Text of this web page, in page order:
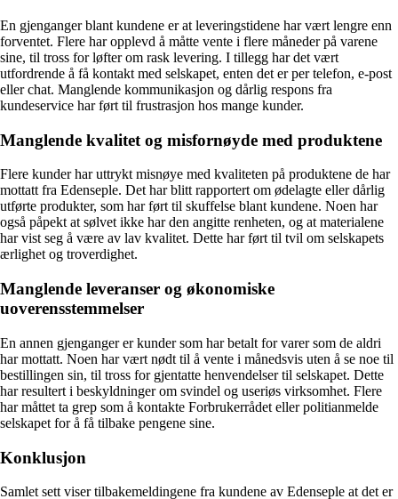
En gjenganger blant kundene er at leveringstidene har vært lengre enn
forventet. Flere har opplevd å måtte vente i flere måneder på varene
sine, til tross for løfter om rask levering. I tillegg har det vært
utfordrende å få kontakt med selskapet, enten det er per telefon, e-post
eller chat. Manglende kommunikasjon og dårlig respons fra
kundeservice har ført til frustrasjon hos mange kunder.
Manglende kvalitet og misfornøyde med produktene
Flere kunder har uttrykt misnøye med kvaliteten på produktene de har
mottatt fra Edenseple. Det har blitt rapportert om ødelagte eller dårlig
utførte produkter, som har ført til skuffelse blant kundene. Noen har
også påpekt at sølvet ikke har den angitte renheten, og at materialene
har vist seg å være av lav kvalitet. Dette har ført til tvil om selskapets
ærlighet og troverdighet.
Manglende leveranser og økonomiske
uoverensstemmelser
En annen gjenganger er kunder som har betalt for varer som de aldri
har mottatt. Noen har vært nødt til å vente i månedsvis uten å se noe til
bestillingen sin, til tross for gjentatte henvendelser til selskapet. Dette
har resultert i beskyldninger om svindel og useriøs virksomhet. Flere
har måttet ta grep som å kontakte Forbrukerrådet eller politianmelde
selskapet for å få tilbake pengene sine.
Konklusjon
Samlet sett viser tilbakemeldingene fra kundene av Edenseple at det er